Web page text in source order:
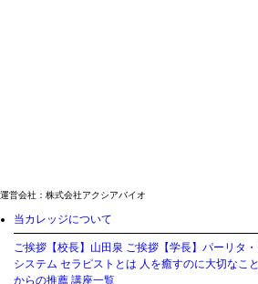
運営会社：株式会社アクシアバイオ
当カレッジについて
ご挨拶【校長】山田泉 ご挨拶【学長】パーリタ
システム セラピストとは 人を癒すのに大切なこと
からの推薦 講座一覧